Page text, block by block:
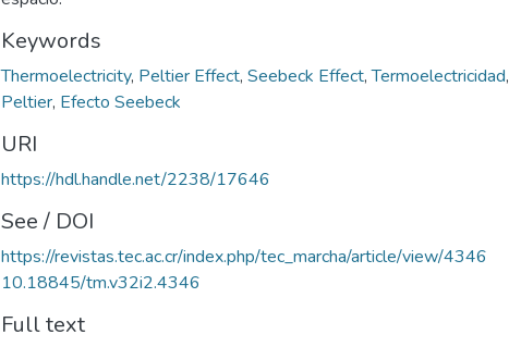
Keywords
Thermoelectricity, Peltier Effect, Seebeck Effect,Termoelectricidad,
Peltier, Efecto Seebeck
URI
https://hdl.handle.net/2238/17646
See / DOI
https://revistas.tec.ac.cr/index.php/tec_marcha/article/view/4346
10.18845/tm.v32i2.4346
Full text